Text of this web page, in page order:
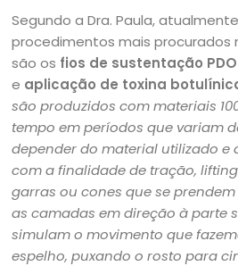
Segundo a Dra. Paula,
procedimentos mais procurados
são os fios de sustentação PDO
e aplicação de toxina
são produzidos com materiais
tempo em períodos que variam
depender do material utilizado e
com a finalidade de tração,
garras ou cones que se
as camadas em direção à parte
simulam o movimento que
espelho, puxando o rosto para